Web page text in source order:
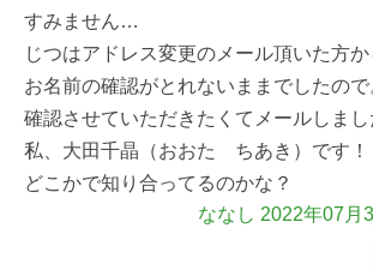
すみません…
じつはアドレス変更のメール頂いた方か
お名前の確認がとれないままでしたので
確認させていただきたくてメールしまし
私、大田千晶（おおた ちあき）です！
どこかで知り合ってるのかな？
ななし 2022年07月